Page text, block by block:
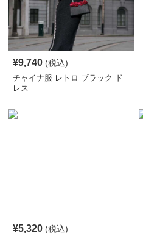
¥9,740 (税込)
チャイナ服 レトロ ブラック ド
レス
¥5,320 (税込)